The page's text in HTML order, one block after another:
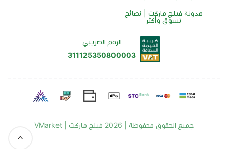
مدونة فيلج ماركت | نصائح
تسوق وأكثر
الرقم الضريبي
311125350800003
جميع الحقوق محفوظة | 2026 فيلج ماركت | VMarket